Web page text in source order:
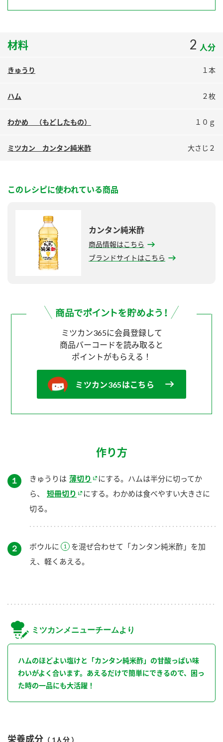
お酢を知ろう！
ぽん酢サワー
各部門が大切にしていること
地図から取り扱い店舗を探す
材料 2 人分
きゅうり １本
ハム ２枚
わかめ （もどしたもの） １０ｇ
ミツカン カンタン純米酢 大さじ２
このレシピに使われている商品
カンタン純米酢
商品情報はこちら
ブランドサイトはこちら
ミツカン365に会員登録して
商品バーコードを読み取ると
ポイントがもらえる！
ミツカン365はこちら
作り方
１ きゅうりは 薄切り
にする。ハムは半分に切ってか
ら、
短冊切り
にする。わかめは食べやすい大きさに
切る。
２ ボウルに
を混ぜ合わせて「カンタン純米酢」を加
え、軽くあえる。
ミツカンメニューチームより
ハムのほどよい塩けと「カンタン純米酢」の甘酸っぱい味
わいがよく合います。あえるだけで簡単にできるので、困っ
た時の一品にも大活躍！
栄養成分 （ 1人分 ）